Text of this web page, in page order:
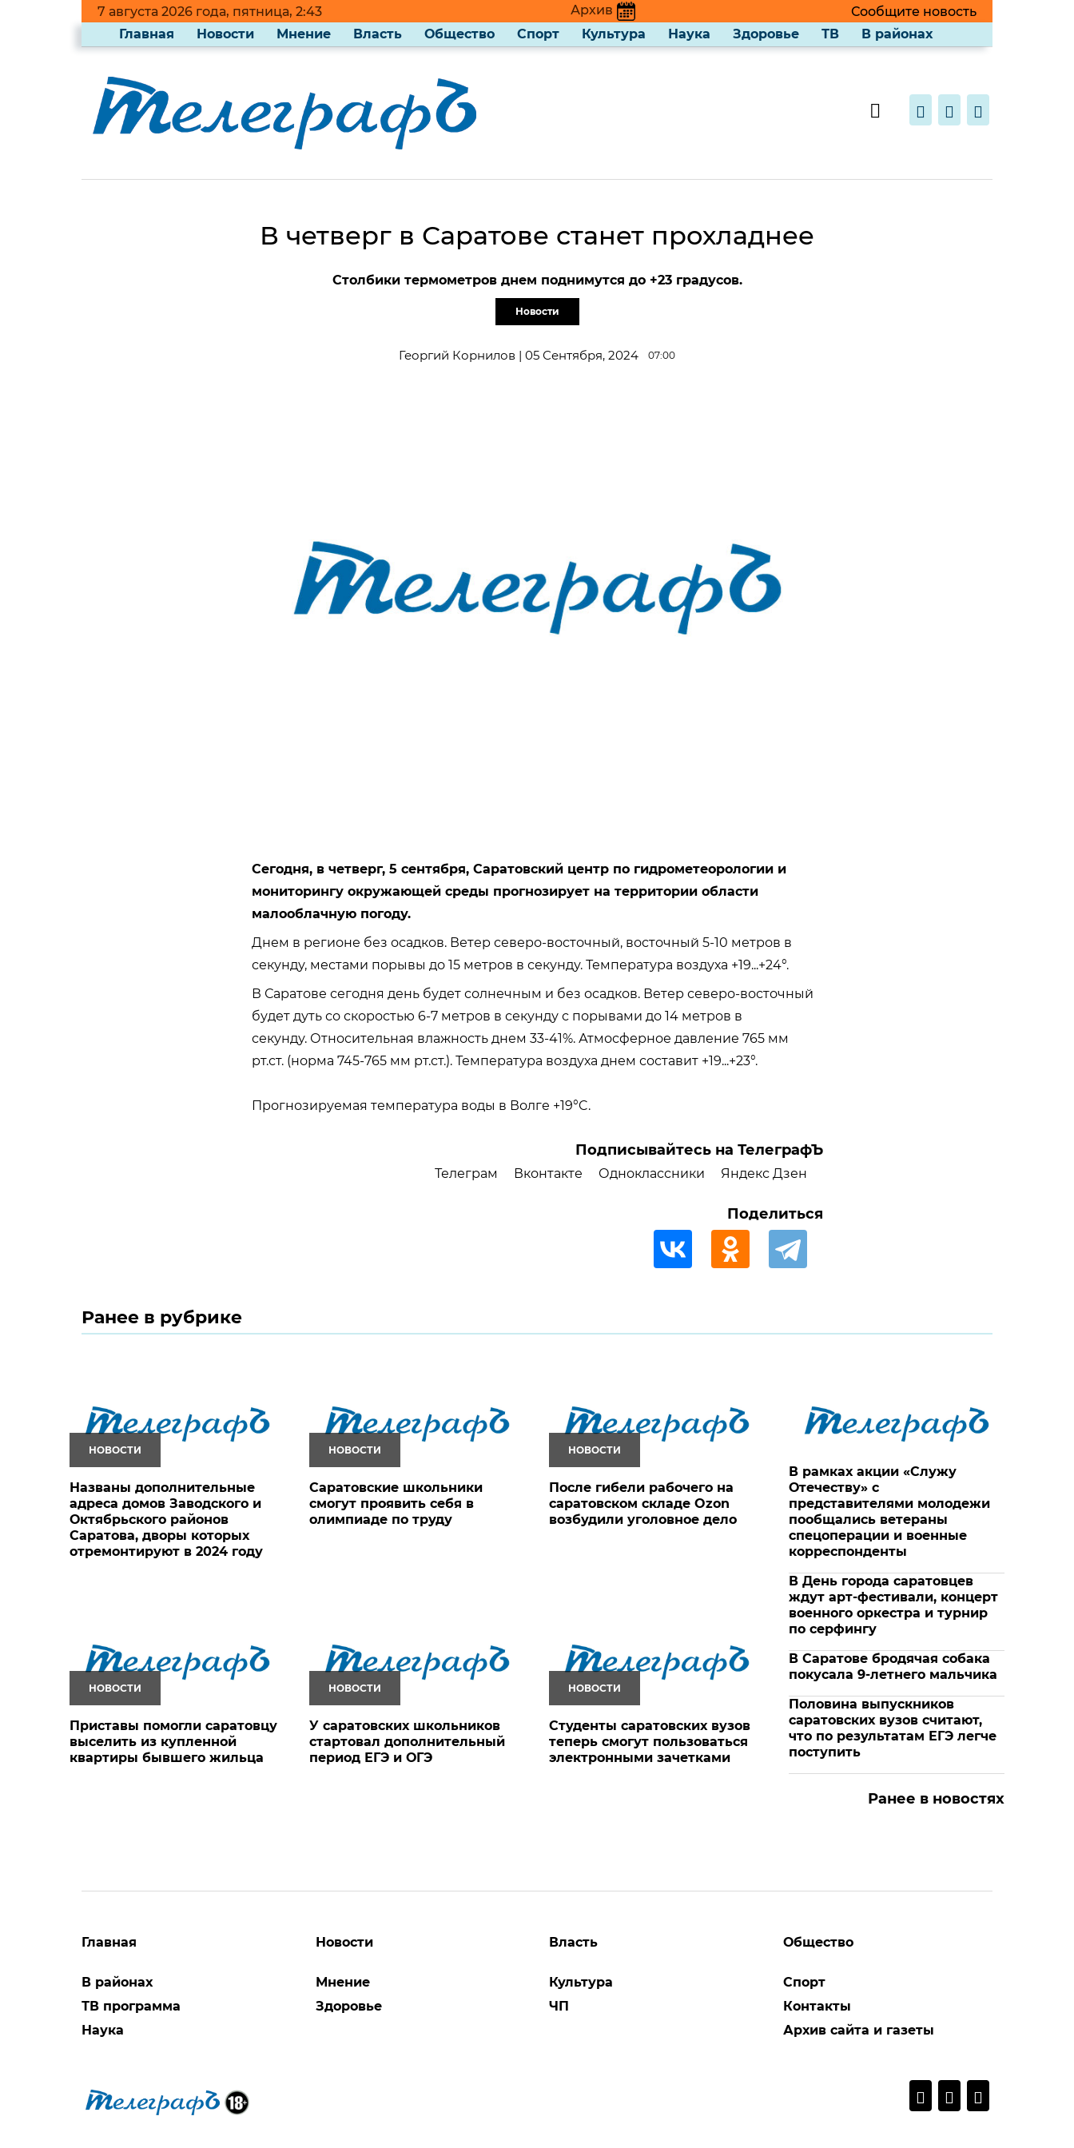
7 августа 2026 года, пятница, 2:43 Архив
Сообщите новость
Главная
Новости Мнение Власть Общество Спорт Культура Наука Здоровье ТВ В районах
В четверг в Саратове станет прохладнее
Столбики термометров днем поднимутся до +23 градусов.
Новости
Георгий Корнилов | 05 Сентября, 2024 07:00
Сегодня, в четверг, 5 сентября, Саратовский центр по гидрометеорологии и
мониторингу окружающей среды прогнозирует на территории области
малооблачную погоду.
Днем в регионе без осадков. Ветер северо-восточный, восточный 5-10 метров в
секунду, местами порывы до 15 метров в секунду. Температура воздуха +19...+24°.
В Саратове сегодня день будет солнечным и без осадков. Ветер северо-восточный
будет дуть со скоростью 6-7 метров в секунду с порывами до 14 метров в
секунду. Относительная влажность днем 33-41%. Атмосферное давление 765 мм
рт.ст. (норма 745-765 мм рт.ст.).Температура воздуха днем составит +19...+23°.
Прогнозируемая температура воды в Волге +19°C.
Подписывайтесь на ТелеграфЪ
Телеграм Вконтакте Одноклассники Яндекс Дзен
Поделиться
Ранее в рубрике
НОВОСТИ
Названы дополнительные
адреса домов Заводского и
Октябрьского районов
Саратова, дворы которых
отремонтируют в 2024 году
НОВОСТИ
Саратовские школьники
смогут проявить себя в
олимпиаде по труду
НОВОСТИ
После гибели рабочего на
саратовском складе Ozon
возбудили уголовное дело
НОВОСТИ
Приставы помогли саратовцу
выселить из купленной
квартиры бывшего жильца
НОВОСТИ
У саратовских школьников
стартовал дополнительный
период ЕГЭ и ОГЭ
НОВОСТИ
Студенты саратовских вузов
теперь смогут пользоваться
электронными зачетками
В рамках акции «Служу
Отечеству» с
представителями молодежи
пообщались ветераны
спецоперации и военные
корреспонденты
В День города саратовцев
ждут арт-фестивали, концерт
военного оркестра и турнир
по серфингу
В Саратове бродячая собака
покусала 9-летнего мальчика
Половина выпускников
саратовских вузов считают,
что по результатам ЕГЭ легче
поступить
Ранее в новостях
Главная
В районах
ТВ программа
Наука
Новости
Мнение
Здоровье
Власть
Культура
ЧП
Общество
Спорт
Контакты
Архив сайта и газеты